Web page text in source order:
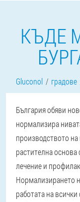
КЪДЕ
Gluconol градове
България обяви
нормализира
производството
растителна
лечение и
Нормализирането
работата на